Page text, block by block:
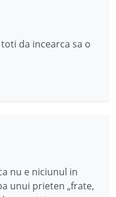
da incearca sa o
nu e niciunul in
unui prieten „frate,